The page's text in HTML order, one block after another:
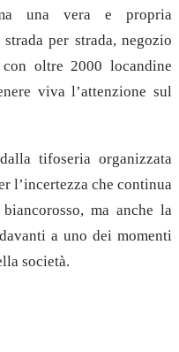
una vera e propria
per strada, negozio
oltre 2000 locandine
viva l’attenzione sul
tifoseria organizzata
l’incertezza che continua
ma anche la
a uno dei momenti
società.